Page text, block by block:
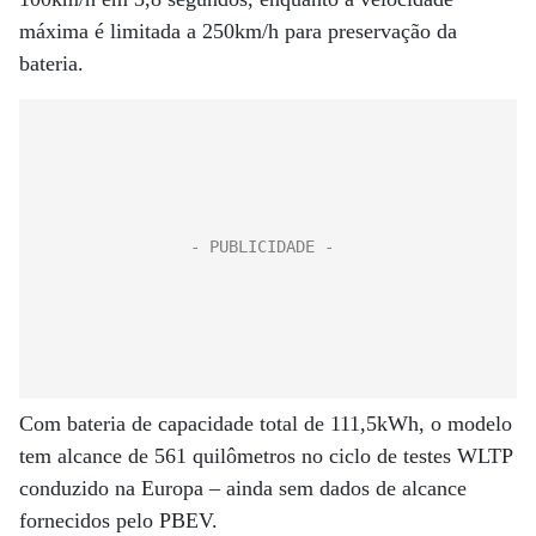
máxima é limitada a 250km/h para preservação da
bateria.
Com bateria de capacidade total de 111,5kWh, o modelo
tem alcance de 561 quilômetros no ciclo de testes WLTP
conduzido na Europa – ainda sem dados de alcance
fornecidos pelo PBEV.